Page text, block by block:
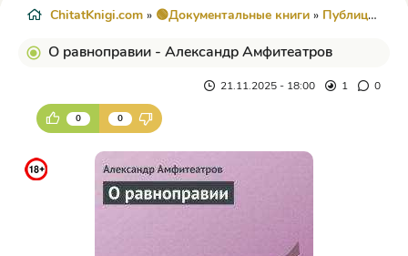
ChitatKnigi.com » 🟢Документальные книги » Публицистика
О равноправии - Александр Амфитеатров
21.11.2025 - 18:00 1 0
0 0